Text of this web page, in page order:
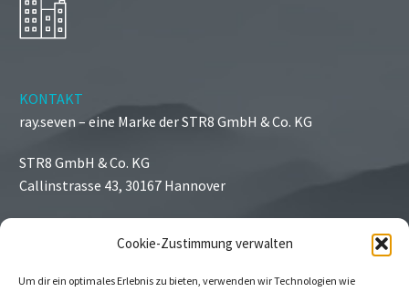
Cookie-Zustimmung verwalten
Um dir ein optimales Erlebnis zu bieten, verwenden wir Technologien wie
KONTAKT
ray.seven – eine Marke der STR8 GmbH & Co. KG
STR8 GmbH & Co. KG
Callinstrasse 43, 30167 Hannover
STR8